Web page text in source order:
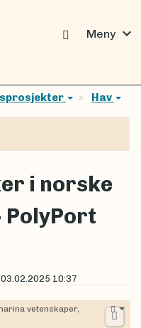
Meny expand_more
Hav
i norske
PolyPort
03.02.2025 10:37
vetenskaper,